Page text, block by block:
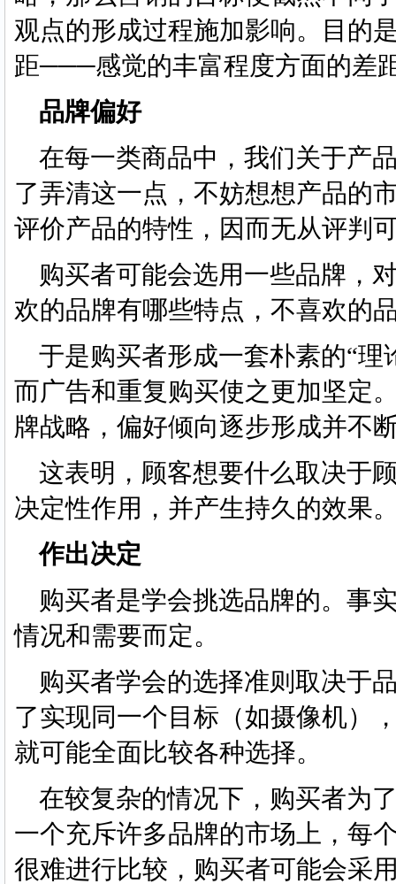
观点的形成过程施加影响。目的
距───感觉的丰富程度方面的差
品牌偏好
在每一类商品中，我们关于产
了弄清这一点，不妨想想产品的
评价产品的特性，因而无从评判
购买者可能会选用一些品牌，
欢的品牌有哪些特点，不喜欢的
于是购买者形成一套朴素的“理
而广告和重复购买使之更加坚定
牌战略，偏好倾向逐步形成并不
这表明，顾客想要什么取决于
决定性作用，并产生持久的效果
作出决定
购买者是学会挑选品牌的。事
情况和需要而定。
购买者学会的选择准则取决于
了实现同一个目标（如摄像机）
就可能全面比较各种选择。
在较复杂的情况下，购买者为
一个充斥许多品牌的市场上，每
很难进行比较，购买者可能会采